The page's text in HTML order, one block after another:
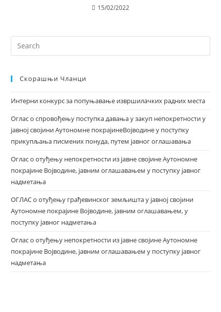
15/02/2022
Скорашњи Чланци
Интерни конкурс за попуњавање извршилачких радних места
Оглас о спровођењу поступка давања у закуп непокретности у
јавној својини Аутономне покрајинеВојводине у поступку
прикупљања писмених понуда, путем јавног оглашавања
Оглас о отуђењу непокретности из јавне својине Аутономне
покрајине Војводине, јавним оглашавањем у поступку јавног
надметања
ОГЛАС о отуђењу грађевинског земљишта у јавној својини
Аутономне покрајине Војводине, јавним оглашавањем, у
поступку јавног надметања
Оглас о отуђењу непокретности из јавне својине Аутономне
покрајине Војводине, јавним оглашавањем у поступку јавног
надметања